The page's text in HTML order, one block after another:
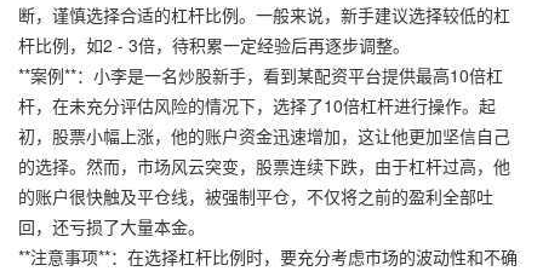
断，谨慎选择合适的杠杆比例。一般来说，新手建议选择较低的杠
杆比例，如2 - 3倍，待积累一定经验后再逐步调整。
**案例**：小李是一名炒股新手，看到某配资平台提供最高10倍杠
杆，在未充分评估风险的情况下，选择了10倍杠杆进行操作。起
初，股票小幅上涨，他的账户资金迅速增加，这让他更加坚信自己
的选择。然而，市场风云突变，股票连续下跌，由于杠杆过高，他
的账户很快触及平仓线，被强制平仓，不仅将之前的盈利全部吐
回，还亏损了大量本金。
**注意事项**：在选择杠杆比例时，要充分考虑市场的波动性和不确